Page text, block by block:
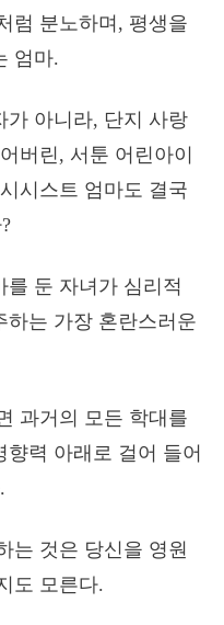
럼 분노하며, 평생을
엄마.
가 아니라, 단지 사랑
버린, 서툰 어린아이
시스트 엄마도 결국
를 둔 자녀가 심리적
하는 가장 혼란스러운
과거의 모든 학대를
력 아래로 걸어 들어
는 것은 당신을 영원
도 모른다.